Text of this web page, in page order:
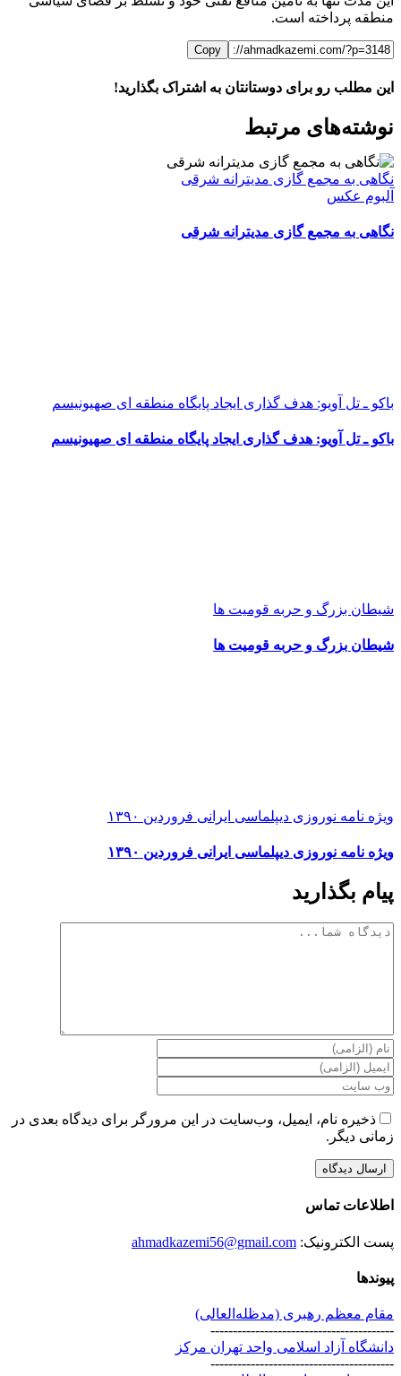
منطقه پرداخته است.
Copy
این مطلب رو برای دوستانتان به اشتراک بگذارید!
FacebookX
LinkedIn
WhatsApp
Telegram
ایمیل
نوشته‌‌های مرتبط
نگاهی به مجمع گازی مدیترانه شرقی
آلبوم عکس
نگاهی به مجمع گازی مدیترانه شرقی
باکو ـ تل آویو: هدف گذاری ایجاد پایگاه منطقه ای صهیونیسم
باکو ـ تل آویو: هدف گذاری ایجاد پایگاه منطقه ای صهیونیسم
شیطان بزرگ و حربه قومیت ها
شیطان بزرگ و حربه قومیت ها
ویژه نامه نوروزی دیپلماسی ایرانی فروردین ۱۳۹۰
ویژه نامه نوروزی دیپلماسی ایرانی فروردین ۱۳۹۰
پیام بگذارید
دیدگاه
ذخیره نام، ایمیل، وب‌سایت در این مرورگر برای دیدگاه بعدی در
زمانی دیگر.
اطلاعات تماس
پست الکترونیک: ahmadkazemi56@gmail.com
پیوندها
مقام معظم رهبری (مد‌ظله‌العالی)
-----------------------------------------
دانشگاه آزاد اسلامی واحد تهران مرکز
-----------------------------------------